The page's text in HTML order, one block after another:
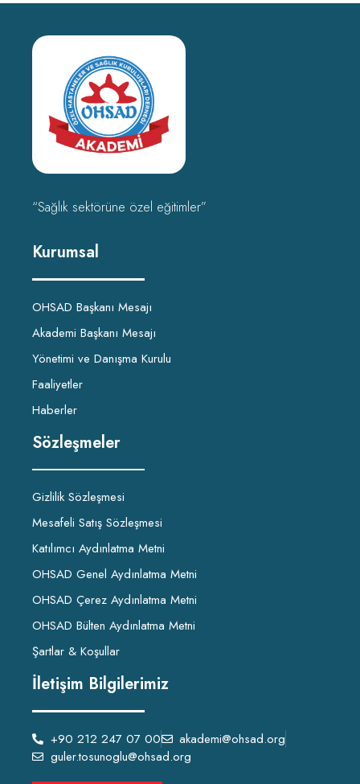
“Sağlık sektörüne özel eğitimler”
Kurumsal
OHSAD Başkanı Mesajı
Akademi Başkanı Mesajı
Yönetimi ve Danışma Kurulu
Faaliyetler
Haberler
Sözleşmeler
Gizlilik Sözleşmesi
Mesafeli Satış Sözleşmesi
Katılımcı Aydınlatma Metni
OHSAD Genel Aydınlatma Metni
OHSAD Çerez Aydınlatma Metni
OHSAD Bülten Aydınlatma Metni
Şartlar & Koşullar
İletişim Bilgilerimiz
+90 212 247 07 00
akademi@ohsad.org
guler.tosunoglu@ohsad.org